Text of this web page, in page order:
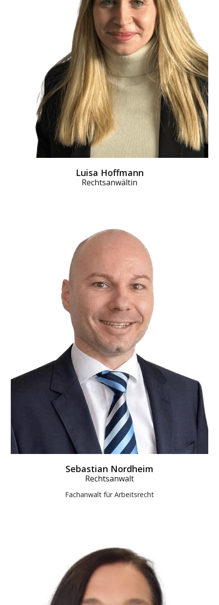
Luisa Hoffmann
Rechtsanwältin
Sebastian Nordheim
Rechtsanwalt
Fachanwalt für Arbeitsrecht